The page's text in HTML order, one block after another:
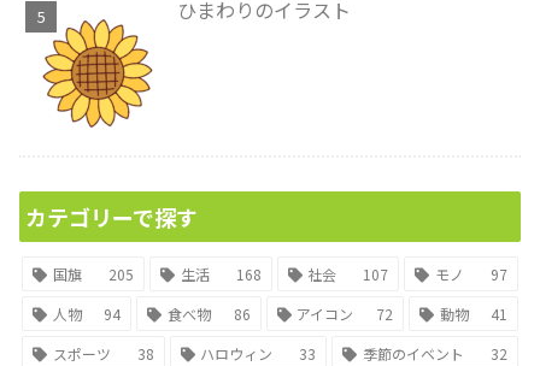
ひまわりのイラスト
カテゴリーで探す
国旗 205 生活 168 社会 107 モノ
97
人物
94 食べ物 86 アイコン 72 動物
41
スポーツ
38 ハロウィン 33 季節のイベント
32